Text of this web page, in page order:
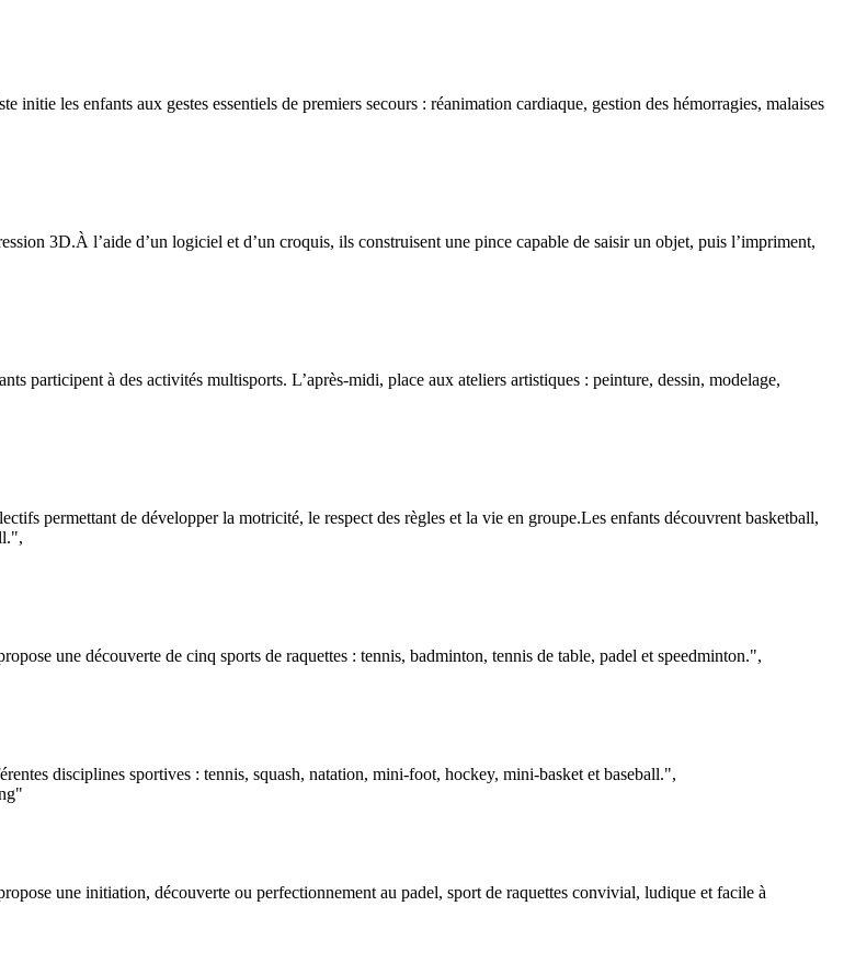
les enfants aux gestes essentiels de premiers secours : réanimation cardiaque, gestion des hémorragies, malaises
3D.À l’aide d’un logiciel et d’un croquis, ils construisent une pince capable de saisir un objet, puis l’impriment,
participent à des activités multisports. L’après-midi, place aux ateliers artistiques : peinture, dessin, modelage,
permettant de développer la motricité, le respect des règles et la vie en groupe.Les enfants découvrent basketball,
une découverte de cinq sports de raquettes : tennis, badminton, tennis de table, padel et speedminton.",
disciplines sportives : tennis, squash, natation, mini-foot, hockey, mini-basket et baseball.",
une initiation, découverte ou perfectionnement au padel, sport de raquettes convivial, ludique et facile à